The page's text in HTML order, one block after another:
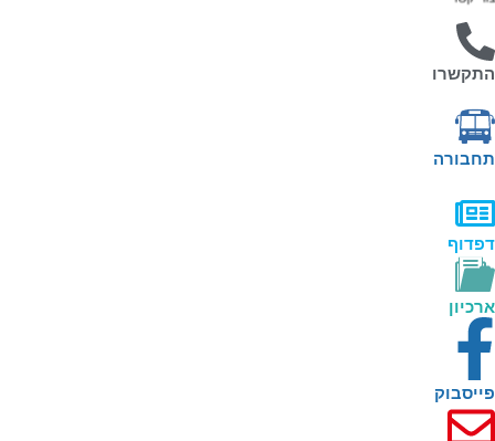
התקשרו
תחבורה
דפדוף
ארכיון
פייסבוק